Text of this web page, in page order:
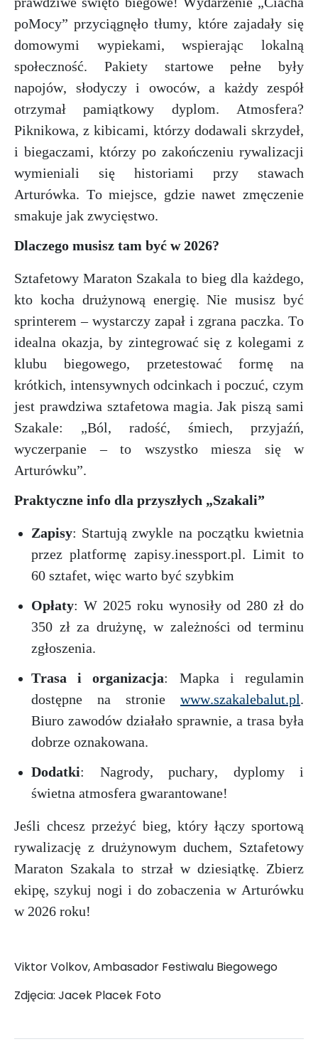
poMocy” przyciągnęło tłumy, które zajadały się
domowymi wypiekami, wspierając lokalną
społeczność. Pakiety startowe pełne były
napojów, słodyczy i owoców, a każdy zespół
otrzymał pamiątkowy dyplom. Atmosfera?
Piknikowa, z kibicami, którzy dodawali skrzydeł,
i biegaczami, którzy po zakończeniu rywalizacji
wymieniali się historiami przy stawach
Arturówka. To miejsce, gdzie nawet zmęczenie
smakuje jak zwycięstwo.
Dlaczego musisz tam być w 2026?
Sztafetowy Maraton Szakala to bieg dla każdego,
kto kocha drużynową energię. Nie musisz być
sprinterem – wystarczy zapał i zgrana paczka. To
idealna okazja, by zintegrować się z kolegami z
klubu biegowego, przetestować formę na
krótkich, intensywnych odcinkach i poczuć, czym
jest prawdziwa sztafetowa magia. Jak piszą sami
Szakale: „Ból, radość, śmiech, przyjaźń,
wyczerpanie – to wszystko miesza się w
Arturówku”.
Praktyczne info dla przyszłych „Szakali”
Zapisy: Startują zwykle na początku kwietnia
przez platformę zapisy.inessport.pl. Limit to
60 sztafet, więc warto być szybkim
Opłaty: W 2025 roku wynosiły od 280 zł do
350 zł za drużynę, w zależności od terminu
zgłoszenia.
Trasa i organizacja: Mapka i regulamin
dostępne na stronie www.szakalebalut.pl.
Biuro zawodów działało sprawnie, a trasa była
dobrze oznakowana.
Dodatki: Nagrody, puchary, dyplomy i
świetna atmosfera gwarantowane!
Jeśli chcesz przeżyć bieg, który łączy sportową
rywalizację z drużynowym duchem, Sztafetowy
Maraton Szakala to strzał w dziesiątkę. Zbierz
ekipę, szykuj nogi i do zobaczenia w Arturówku
w 2026 roku!
Viktor Volkov, Ambasador Festiwalu Biegowego
Zdjęcia: Jacek Placek Foto